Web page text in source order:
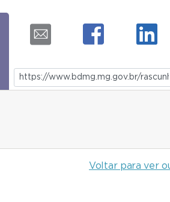
Voltar para ver